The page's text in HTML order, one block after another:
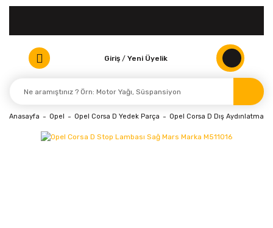
Giriş / Yeni Üyelik
Anasayfa Opel Opel Corsa D Yedek Parça Opel Corsa D Dış Aydınlatma